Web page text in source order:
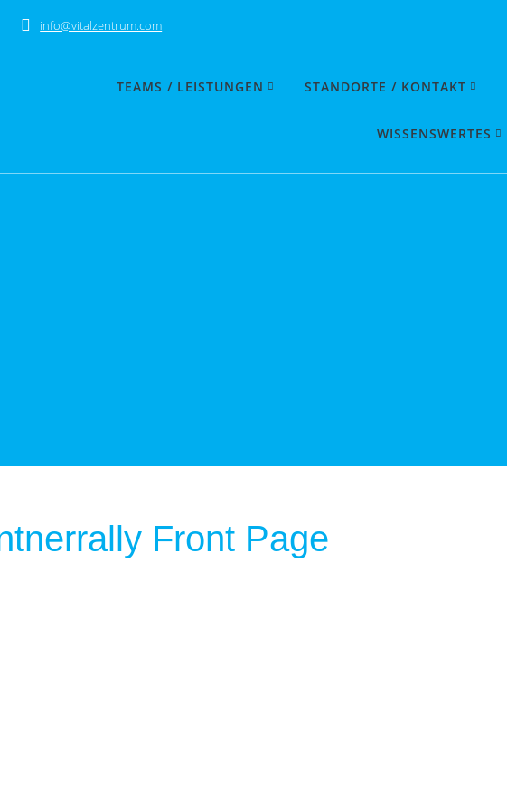
info@vitalzentrum.com
TEAMS / LEISTUNGEN STANDORTE / KONTAKT
WISSENSWERTES
Front Page